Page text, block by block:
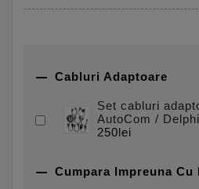
 Cabluri Adaptoare
Set cabluri
AutoCom / Delphi
250lei
 Cumpara Impreuna Cu